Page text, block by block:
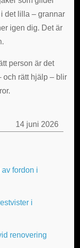
det lilla – grannar
igen dig. Det är
person är det
och rätt hjälp – blir
14 juni 2026
fordon i
i
renovering